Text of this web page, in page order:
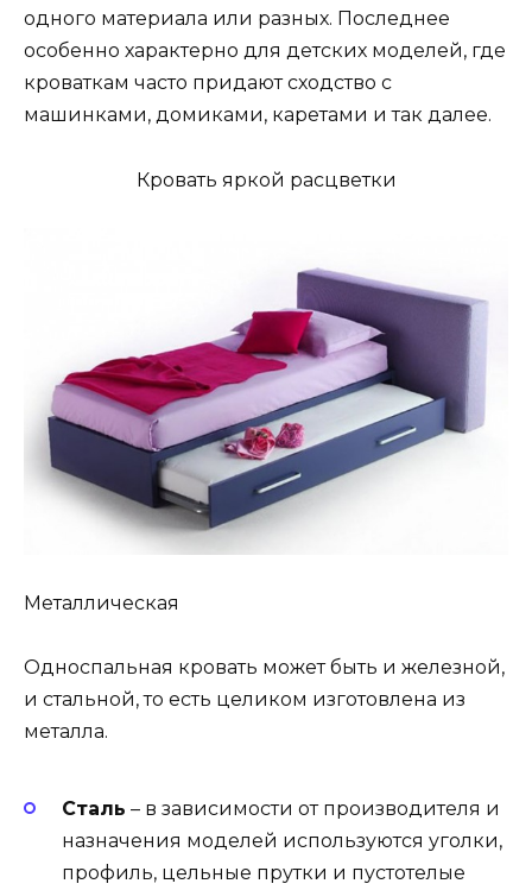
одного материала или разных. Последнее
особенно характерно для детских моделей, где
кроваткам часто придают сходство с
машинками, домиками, каретами и так далее.
Кровать яркой расцветки
Металлическая
Односпальная кровать может быть и железной,
и стальной, то есть целиком изготовлена из
металла.
Сталь – в зависимости от производителя и
назначения моделей используются уголки,
профиль, цельные прутки и пустотелые